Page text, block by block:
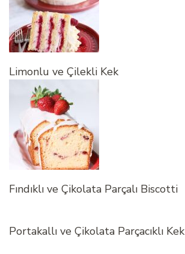
Limonlu ve Çilekli Kek
Fındıklı ve Çikolata Parçalı Biscotti
Portakallı ve Çikolata Parçacıklı Kek